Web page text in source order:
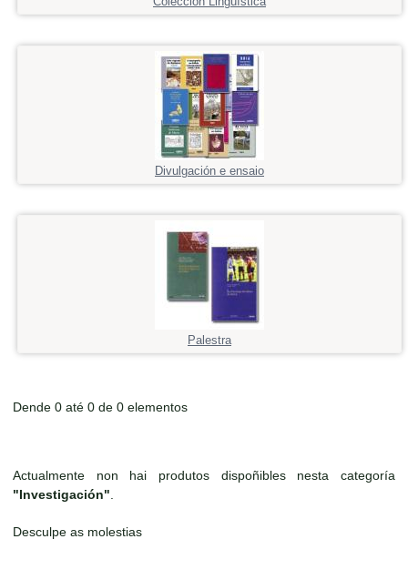
Divulgación e ensaio
Palestra
Dende 0 até 0 de 0 elementos
Actualmente non hai produtos dispoñibles nesta categoría
"Investigación"
Desculpe as molestias